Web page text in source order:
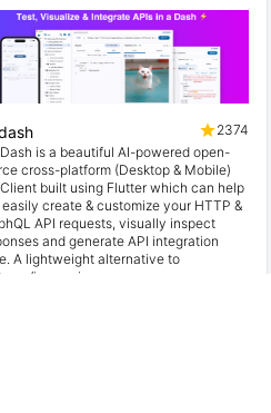
2374
is a beautiful AI-powered open-
cross-platform (Desktop & Mobile)
built using Flutter which can help
create & customize your HTTP &
API requests, visually inspect
and generate API integration
A lightweight alternative to
insomnia.